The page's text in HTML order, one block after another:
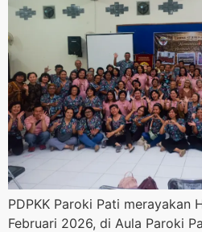
PDPKK Paroki Pati merayakan
Februari 2026, di Aula Paroki